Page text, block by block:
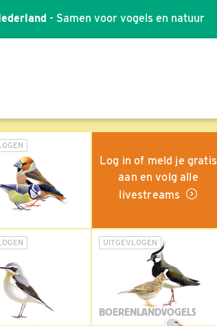
- Samen voor vogels en natuur
Log in of meld je gratis
aan en volg alle
livestreams
UITGEVLOGEN
BOERENLANDVOGELS